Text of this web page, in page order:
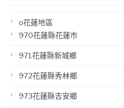
o花蓮地區
970花蓮縣花蓮市
971花蓮縣新城鄉
972花蓮縣秀林鄉
973花蓮縣吉安鄉